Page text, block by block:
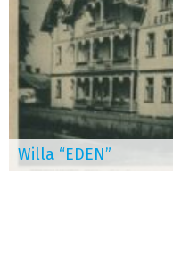
Willa “EDEN”